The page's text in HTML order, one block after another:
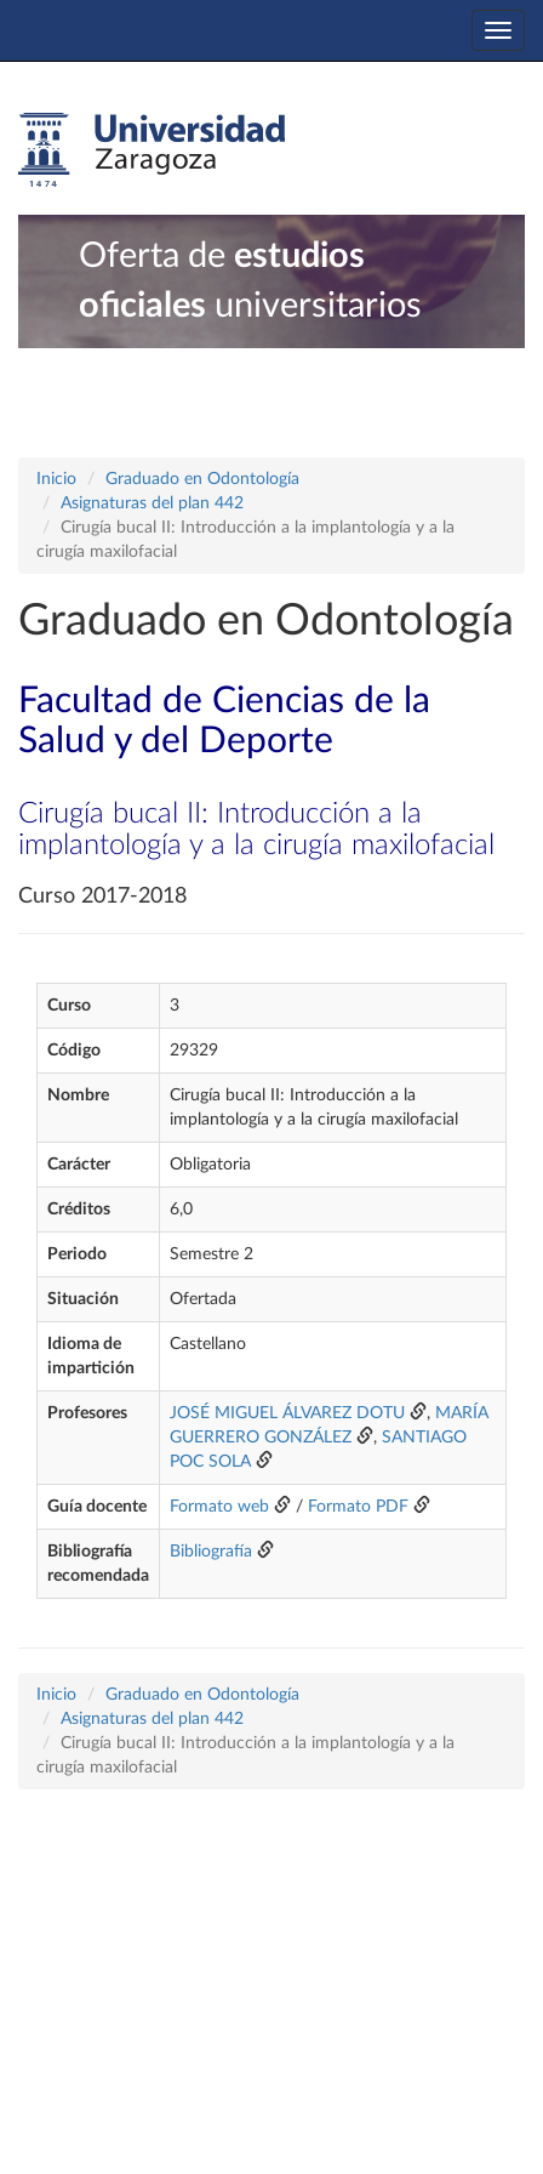
Oferta de estudios
oficiales universitarios
Inicio
Graduado en Odontología
Asignaturas del plan 442
Cirugía bucal II: Introducción a la implantología y a la
cirugía maxilofacial
Graduado en Odontología
Facultad de Ciencias de la
Salud y del Deporte
Cirugía bucal II: Introducción a la
implantología y a la cirugía maxilofacial
Curso 2017-2018
Curso 3
Código 29329
Nombre
Cirugía bucal II: Introducción a la
implantología y a la cirugía maxilofacial
Carácter Obligatoria
Créditos 6,0
Periodo Semestre 2
Situación Ofertada
Idioma de
impartición
Castellano
Profesores JOSÉ MIGUEL ÁLVAREZ DOTU , MARÍA
GUERRERO GONZÁLEZ
, SANTIAGO
POC SOLA
Guía docente Formato web / Formato PDF
Bibliografía
recomendada
Bibliografía
Inicio
Graduado en Odontología
Asignaturas del plan 442
Cirugía bucal II: Introducción a la implantología y a la
cirugía maxilofacial